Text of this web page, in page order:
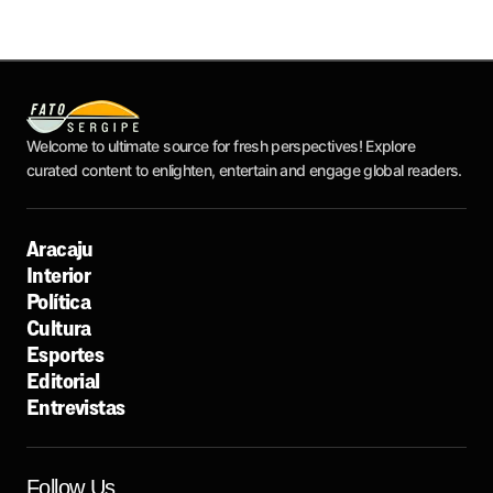
Welcome to ultimate source for fresh perspectives! Explore
curated content to enlighten, entertain and engage global readers.
Aracaju
Interior
Política
Cultura
Esportes
Editorial
Entrevistas
Follow Us